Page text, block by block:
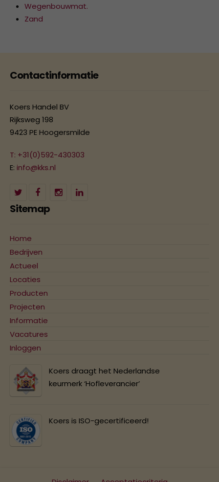
Wegenbouwmat.
Zand
Contactinformatie
Koers Handel BV
Rijksweg 198
9423 PE Hoogersmilde
T: +31(0)592-430303
E: info@kks.nl
Sitemap
Home
Bedrijven
Actueel
Locaties
Producten
Projecten
Informatie
Vacatures
Inloggen
Koers draagt het Nederlandse
keurmerk ‘Hofleverancier’
Koers is ISO-gecertificeerd!